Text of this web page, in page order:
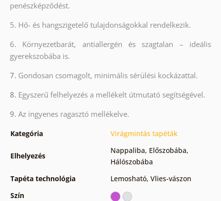
penészképződést.
5. Hő- és hangszigetelő tulajdonságokkal rendelkezik.
6. Környezetbarát, antiallergén és szagtalan – ideális
gyerekszobába is.
7. Gondosan csomagolt, minimális sérülési kockázattal.
8. Egyszerű felhelyezés a mellékelt útmutató segítségével.
9. Az ingyenes ragasztó mellékelve.
Kategória Virágmintás tapéták
Elhelyezés
Nappaliba, Előszobába,
Hálószobába
Tapéta technológia
Lemosható, Vlies-vászon
Szín